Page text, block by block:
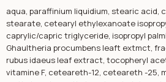
aqua, paraffinium liquidium, stearic acid,
stearate, cetearyl ethylexanoate
caprylic/capric triglyceride, isopropyl
Ghaultheria procumbens leaft extmct,
rubus idaeus leaf extract, tocopheryl
vitamine F, ceteareth-12, ceteareth -25,